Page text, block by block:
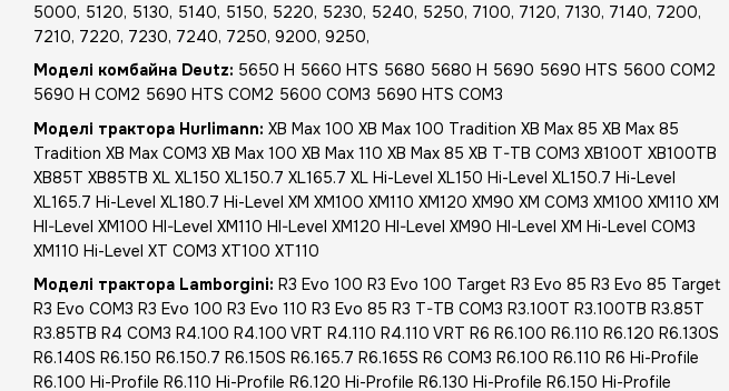
5000, 5120, 5130, 5140, 5150, 5220, 5230, 5240, 5250, 7100, 7120, 7130, 7140, 7200,
7210, 7220, 7230, 7240, 7250, 9200, 9250,
Моделі комбайна Deutz: 5650 H 5660 HTS 5680 5680 H 5690 5690 HTS 5600 COM2
5690 H COM2 5690 HTS COM2 5600 COM3 5690 HTS COM3
Моделі трактора Hurlimann: XB Max 100 XB Max 100 Tradition XB Max 85 XB Max 85
Tradition XB Max COM3 XB Max 100 XB Max 110 XB Max 85 XB T-TB COM3 XB100T XB100TB
XB85T XB85TB XL XL150 XL150.7 XL165.7 XL Hi-Level XL150 Hi-Level XL150.7 Hi-Level
XL165.7 Hi-Level XL180.7 Hi-Level XM XM100 XM110 XM120 XM90 XM COM3 XM100 XM110 XM
HI-Level XM100 HI-Level XM110 HI-Level XM120 HI-Level XM90 HI-Level XM Hi-Level COM3
XM110 Hi-Level XT COM3 XT100 XT110
Моделі трактора Lamborgini: R3 Evo 100 R3 Evo 100 Target R3 Evo 85 R3 Evo 85 Target
R3 Evo COM3 R3 Evo 100 R3 Evo 110 R3 Evo 85 R3 T-TB COM3 R3.100T R3.100TB R3.85T
R3.85TB R4 COM3 R4.100 R4.100 VRT R4.110 R4.110 VRT R6 R6.100 R6.110 R6.120 R6.130S
R6.140S R6.150 R6.150.7 R6.150S R6.165.7 R6.165S R6 COM3 R6.100 R6.110 R6 Hi-Profile
R6.100 Hi-Profile R6.110 Hi-Profile R6.120 Hi-Profile R6.130 Hi-Profile R6.150 Hi-Profile